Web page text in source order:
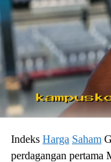
Indeks Harga Saham
perdagangan pertama